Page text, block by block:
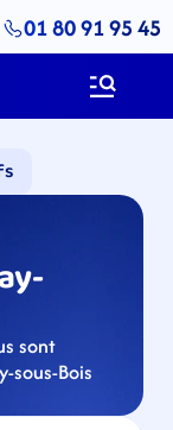
01 80 91 95 45
sont
sous-Bois